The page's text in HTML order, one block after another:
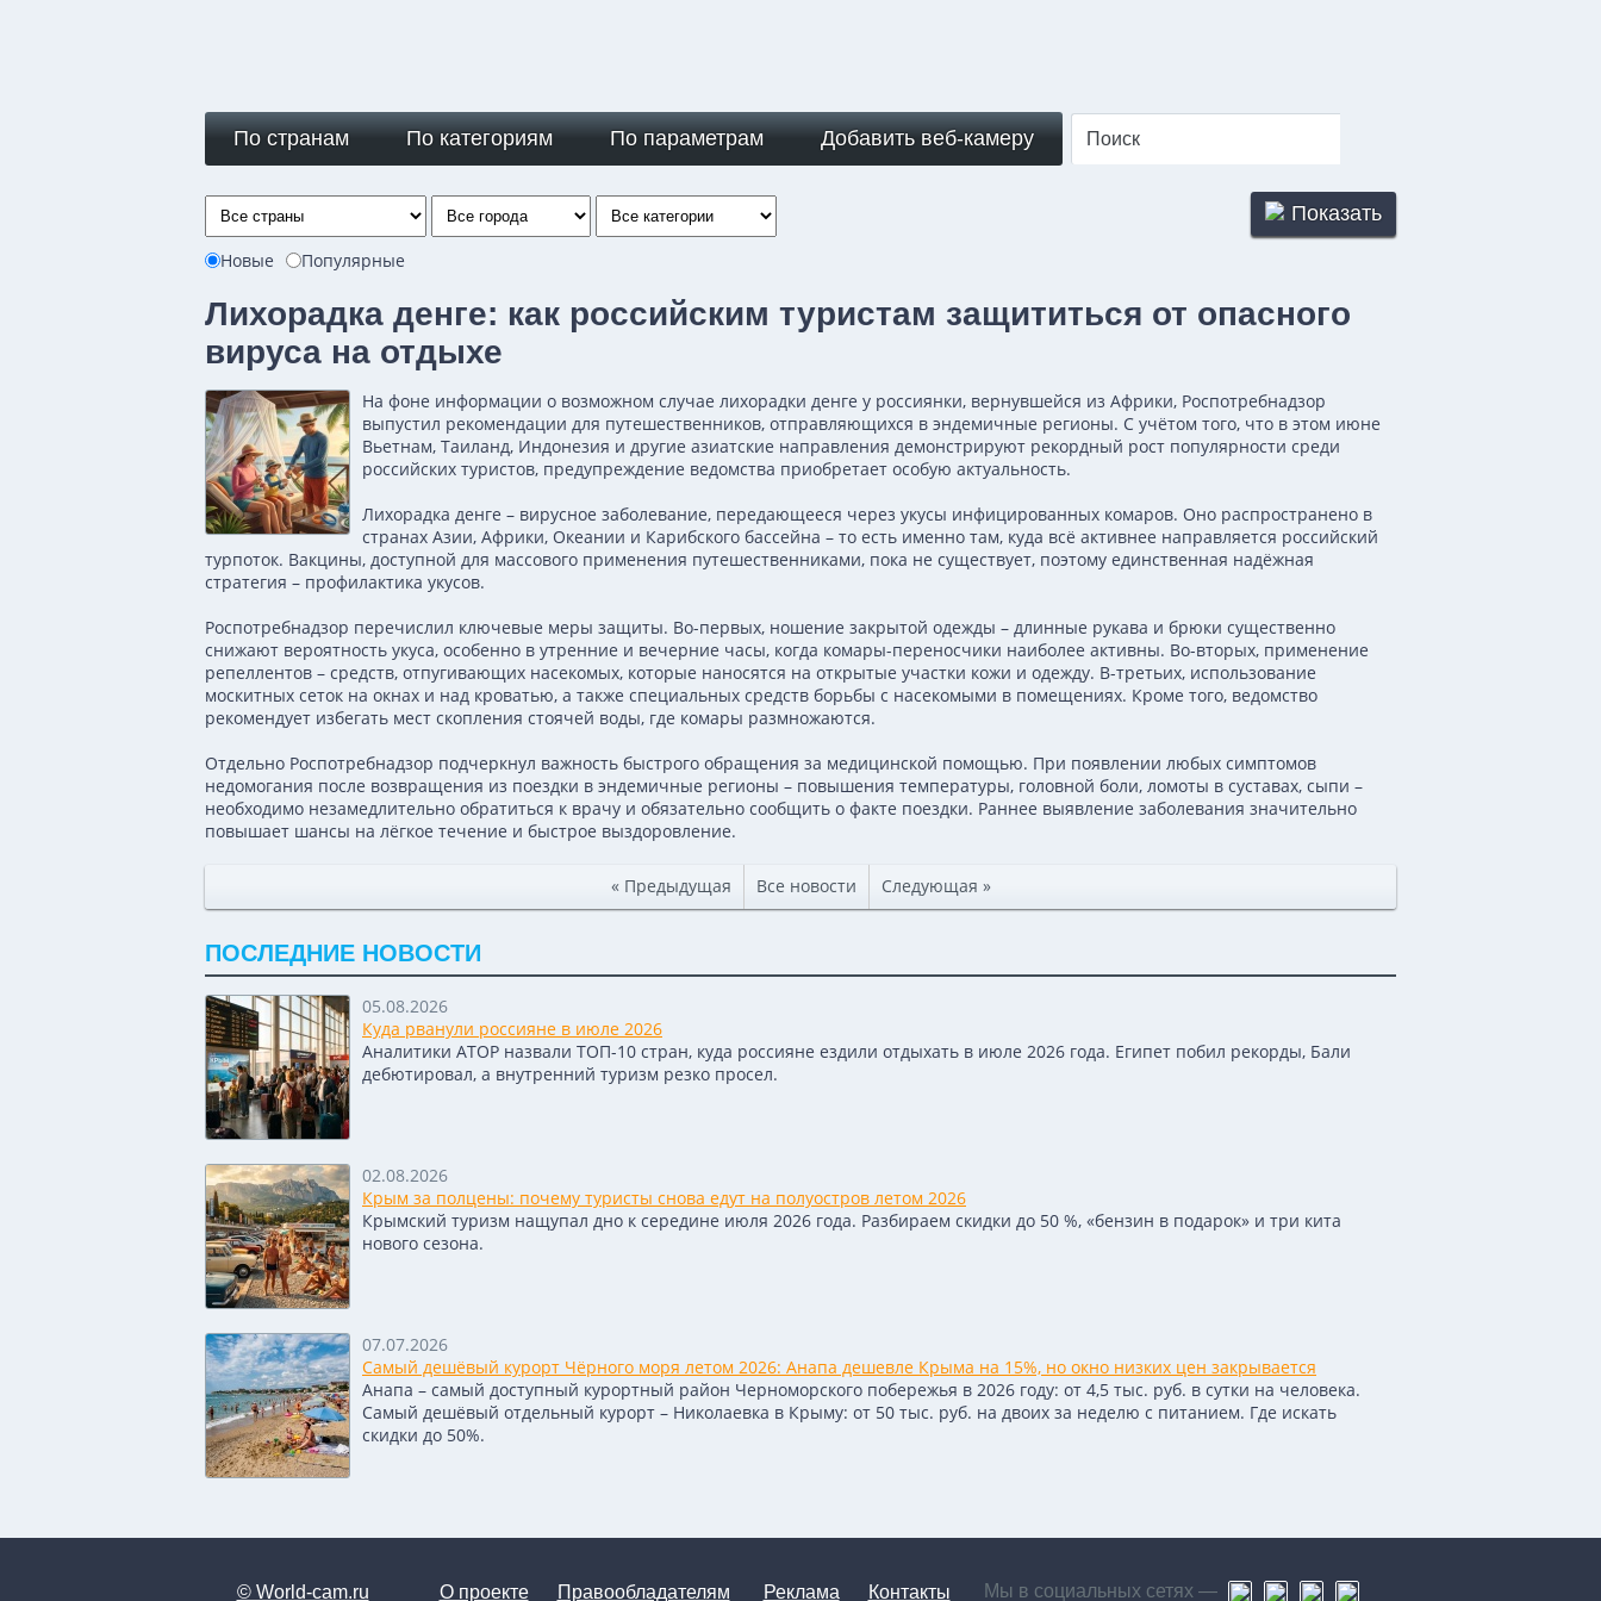
По странам По категориям По параметрам Добавить веб-камеру
Новые Популярные
Показать
Лихорадка денге: как российским туристам защититься от опасного
вируса на отдыхе
На фоне информации о возможном случае лихорадки денге у россиянки, вернувшейся из Африки, Роспотребнадзор
выпустил рекомендации для путешественников, отправляющихся в эндемичные регионы. С учётом того, что в этом июне
Вьетнам, Таиланд, Индонезия и другие азиатские направления демонстрируют рекордный рост популярности среди
российских туристов, предупреждение ведомства приобретает особую актуальность.
Лихорадка денге – вирусное заболевание, передающееся через укусы инфицированных комаров. Оно распространено в
странах Азии, Африки, Океании и Карибского бассейна – то есть именно там, куда всё активнее направляется российский
турпоток. Вакцины, доступной для массового применения путешественниками, пока не существует, поэтому единственная надёжная
стратегия – профилактика укусов.
Роспотребнадзор перечислил ключевые меры защиты. Во-первых, ношение закрытой одежды – длинные рукава и брюки существенно
снижают вероятность укуса, особенно в утренние и вечерние часы, когда комары-переносчики наиболее активны. Во-вторых, применение
репеллентов – средств, отпугивающих насекомых, которые наносятся на открытые участки кожи и одежду. В-третьих, использование
москитных сеток на окнах и над кроватью, а также специальных средств борьбы с насекомыми в помещениях. Кроме того, ведомство
рекомендует избегать мест скопления стоячей воды, где комары размножаются.
Отдельно Роспотребнадзор подчеркнул важность быстрого обращения за медицинской помощью. При появлении любых симптомов
недомогания после возвращения из поездки в эндемичные регионы – повышения температуры, головной боли, ломоты в суставах, сыпи –
необходимо незамедлительно обратиться к врачу и обязательно сообщить о факте поездки. Раннее выявление заболевания значительно
повышает шансы на лёгкое течение и быстрое выздоровление.
« Предыдущая Все новости Следующая »
ПОСЛЕДНИЕ НОВОСТИ
05.08.2026
Куда рванули россияне в июле 2026
Аналитики АТОР назвали ТОП-10 стран, куда россияне ездили отдыхать в июле 2026 года. Египет побил рекорды, Бали
дебютировал, а внутренний туризм резко просел.
02.08.2026
Крым за полцены: почему туристы снова едут на полуостров летом 2026
Крымский туризм нащупал дно к середине июля 2026 года. Разбираем скидки до 50 %, «бензин в подарок» и три кита
нового сезона.
07.07.2026
Самый дешёвый курорт Чёрного моря летом 2026: Анапа дешевле Крыма на 15%, но окно низких цен закрывается
Анапа – самый доступный курортный район Черноморского побережья в 2026 году: от 4,5 тыс. руб. в сутки на человека.
Самый дешёвый отдельный курорт – Николаевка в Крыму: от 50 тыс. руб. на двоих за неделю с питанием. Где искать
скидки до 50%.
© World-cam.ru О проекте Правообладателям Реклама Контакты Мы в социальных сетях —